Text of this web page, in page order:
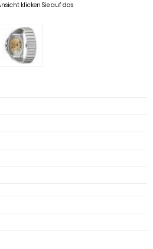
klicken Sie auf das